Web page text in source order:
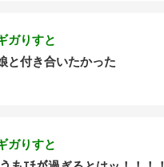
ガりすと
と付き合いたかった
ガりすと